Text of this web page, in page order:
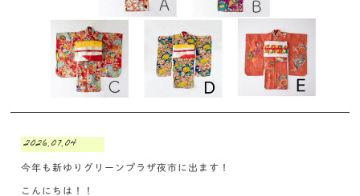
2026.07.04
今年も新ゆりグリーンプラザ夜市に出ます！
こんにちは！！